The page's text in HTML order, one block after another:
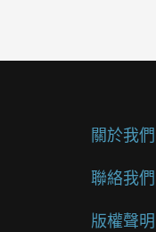
關於我們
聯絡我們
版權聲明